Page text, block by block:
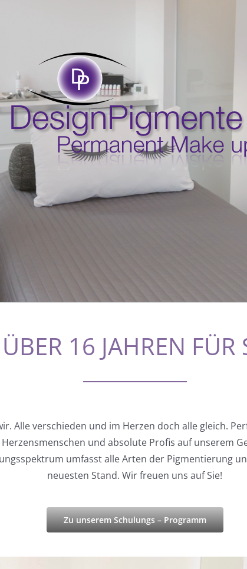
16 JAHREN FÜR
Alle verschieden und im Herzen doch alle gleich.
Herzensmenschen und absolute Profis auf unserem
umfasst alle Arten der Pigmentierung
neuesten Stand. Wir freuen uns auf Sie!
Zu unserem Schulungs – Programm